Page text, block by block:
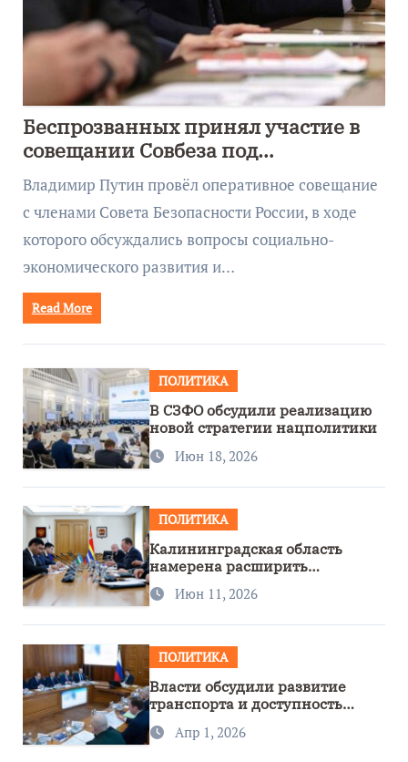
Беспрозванных принял участие в
совещании Совбеза под
руководством Путина
Владимир Путин провёл оперативное совещание
с членами Совета Безопасности России, в ходе
которого обсуждались вопросы социально-
экономического развития и…
Read More
ПОЛИТИКА
В СЗФО обсудили реализацию
новой стратегии нацполитики
Июн 18, 2026
ПОЛИТИКА
Калининградская область
намерена расширить
сотрудничество с Узбекистаном
Июн 11, 2026
ПОЛИТИКА
Власти обсудили развитие
транспорта и доступность
региона
Апр 1, 2026